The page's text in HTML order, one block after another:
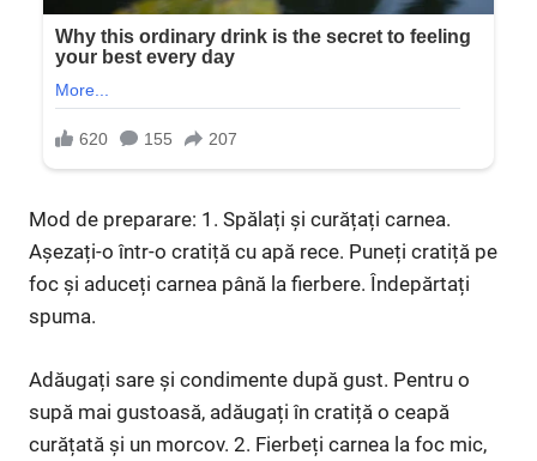
Mod de preparare: 1. Spălați și curățați carnea.
Așezați-o într-o cratiță cu apă rece. Puneți cratiță pe
foc și aduceți carnea până la fierbere. Îndepărtați
spuma.
Adăugați sare și condimente după gust. Pentru o
supă mai gustoasă, adăugați în cratiță o ceapă
curățată și un morcov. 2. Fierbeți carnea la foc mic,